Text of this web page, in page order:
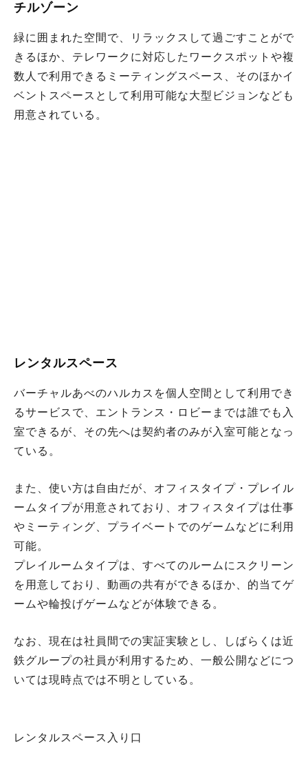
チルゾーン
緑に囲まれた空間で、リラックスして過ごすことがで
きるほか、テレワークに対応したワークスポットや複
数人で利用できるミーティングスペース、そのほかイ
ベントスペースとして利用可能な大型ビジョンなども
用意されている。
レンタルスペース
バーチャルあべのハルカスを個人空間として利用でき
るサービスで、エントランス・ロビーまでは誰でも入
室できるが、その先へは契約者のみが入室可能となっ
ている。
また、使い方は自由だが、オフィスタイプ・プレイル
ームタイプが用意されており、オフィスタイプは仕事
やミーティング、プライベートでのゲームなどに利用
可能。
プレイルームタイプは、すべてのルームにスクリーン
を用意しており、動画の共有ができるほか、的当てゲ
ームや輪投げゲームなどが体験できる。
なお、現在は社員間での実証実験とし、しばらくは近
鉄グループの社員が利用するため、一般公開などにつ
いては現時点では不明としている。
レンタルスペース入り口